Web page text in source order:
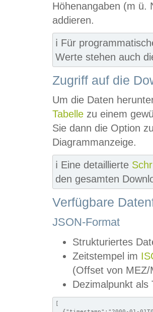
Höhenangaben (m ü.
addieren.
ℹ️ Für
Werte stehen auch
Zugriff auf die
Um die Daten
Tabelle zu einem
Sie dann die Option
Diagrammanzeige.
ℹ️ Eine detaillierte
den gesamten
Verfügbare
JSON-Format
Strukturiertes
Zeitstempel im
(Offset von MEZ/
Dezimalpunkt als
[